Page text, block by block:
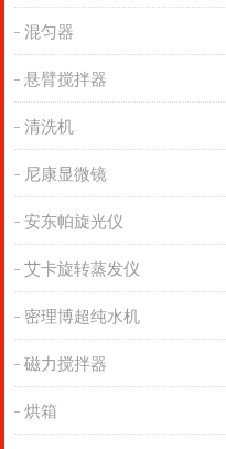
混匀器
悬臂搅拌器
清洗机
尼康显微镜
安东帕旋光仪
艾卡旋转蒸发仪
密理博超纯水机
磁力搅拌器
烘箱